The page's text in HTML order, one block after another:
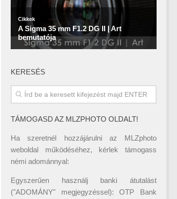
KERESÉS
TÁMOGASD AZ MLZPHOTO OLDALT!
Ha szeretnél hozzájárulni az MLZphoto
weboldal működéséhez, kérlek támogass
némi adománnyal:
Egyszerűen használj banki átutalást
("ADOMÁNY" megjegyzéssel): OTP Bank